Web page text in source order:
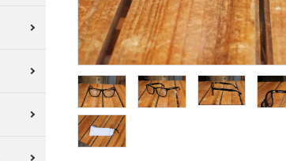
River Sports